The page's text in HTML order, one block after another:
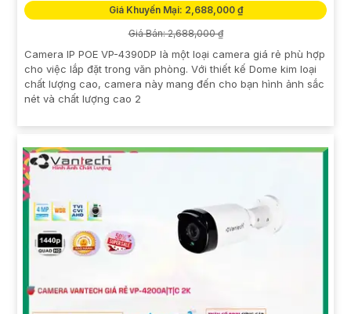
Giá Khuyến Mại: 2,688,000 ₫
Giá Bán: 2,688,000 ₫
Camera IP POE VP-4390DP là một loại camera giá rẻ phù hợp
cho việc lắp đặt trong văn phòng. Với thiết kế Dome kim loại
chất lượng cao, camera này mang đến cho bạn hình ảnh sắc
nét và chất lượng cao 2